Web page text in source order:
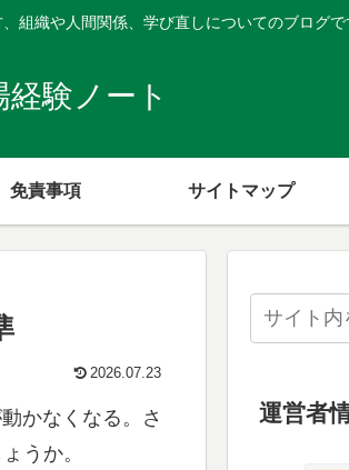
組織や人間関係、学び直しについてのブログで
験ノート
免責事項 サイトマップ
2026.07.23
かなくなる。さ
うか。
運営者